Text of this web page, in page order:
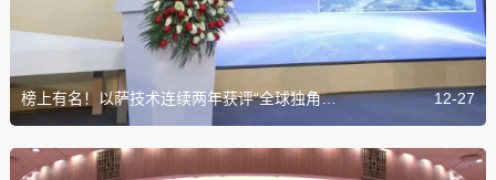
榜上有名！以萨技术连续两年获评“全球独角兽企业500强”！ 12-27